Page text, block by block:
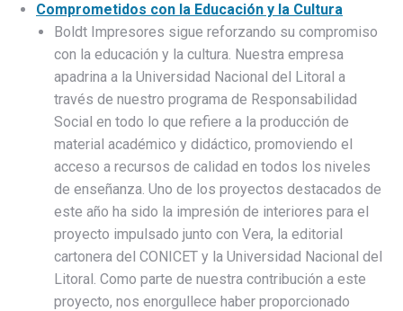
Comprometidos con la Educación y la Cultura
Boldt Impresores sigue reforzando su compromiso
con la educación y la cultura. Nuestra empresa
apadrina a la Universidad Nacional del Litoral a
través de nuestro programa de Responsabilidad
Social en todo lo que refiere a la producción de
material académico y didáctico, promoviendo el
acceso a recursos de calidad en todos los niveles
de enseñanza. Uno de los proyectos destacados de
este año ha sido la impresión de interiores para el
proyecto impulsado junto con Vera, la editorial
cartonera del CONICET y la Universidad Nacional del
Litoral. Como parte de nuestra contribución a este
proyecto, nos enorgullece haber proporcionado